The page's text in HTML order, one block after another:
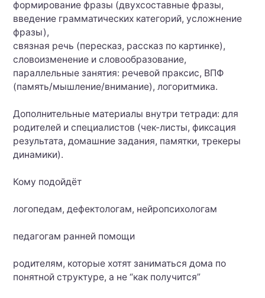
формирование фразы (двухсоставные фразы,
введение грамматических категорий, усложнение
фразы),
связная речь (пересказ, рассказ по картинке),
словоизменение и словообразование,
параллельные занятия: речевой праксис, ВПФ
(память/мышление/внимание), логоритмика.
Дополнительные материалы внутри тетради: для
родителей и специалистов (чек-листы, фиксация
результата, домашние задания, памятки, трекеры
динамики).
Кому подойдёт
логопедам, дефектологам, нейропсихологам
педагогам ранней помощи
родителям, которые хотят заниматься дома по
понятной структуре, а не “как получится”